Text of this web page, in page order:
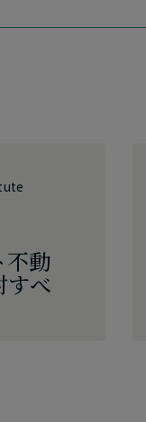
不動
すべ